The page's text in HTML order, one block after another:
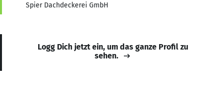
Spier Dachdeckerei GmbH
Logg Dich jetzt ein, um das ganze Profil zu
sehen.